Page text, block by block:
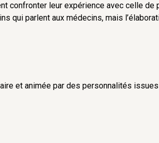
une médecine
pas ou peu été entendu. Il y a
notamment Jacques Ellul,
anthropologiques et
notion de valeur à la fois
confronter leur expérience avec celle
qui parlent aux médecins, mais
et animée par des personnalités